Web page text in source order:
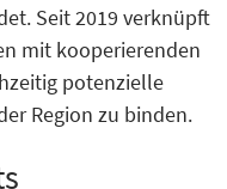
Seit 2019 verknüpft
mit kooperierenden
potenzielle
Region zu binden.